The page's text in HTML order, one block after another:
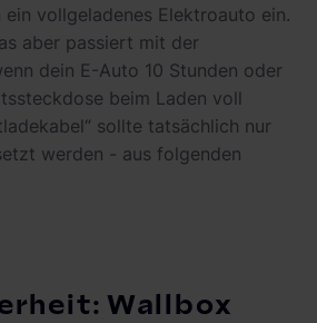
vollgeladenes Elektroauto ein.
aber passiert mit der
dein E-Auto 10 Stunden oder
beim Laden voll
sollte tatsächlich nur
werden - aus folgenden
Wallbox